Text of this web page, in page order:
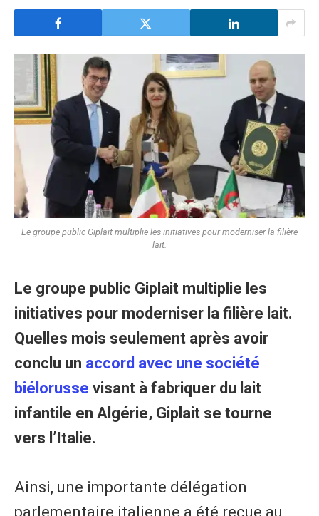
Le groupe public Giplait multiplie les initiatives pour moderniser la filière
lait.
Le groupe public Giplait multiplie les
initiatives pour moderniser la filière lait.
Quelles mois seulement après avoir
conclu un accord avec une société
biélorusse visant à fabriquer du lait
infantile en Algérie, Giplait se tourne
vers l’Italie.
Ainsi, une importante délégation
parlementaire italienne a été reçue au